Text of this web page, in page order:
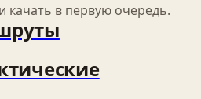
качать в первую очередь.